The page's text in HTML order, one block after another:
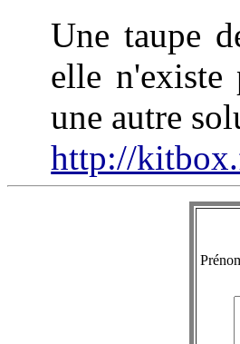
Une taupe
elle n'existe
une autre
http://